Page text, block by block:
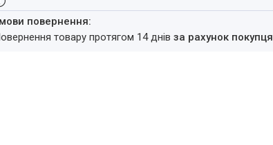
повернення товару протягом 14 днівза рахунок покупця